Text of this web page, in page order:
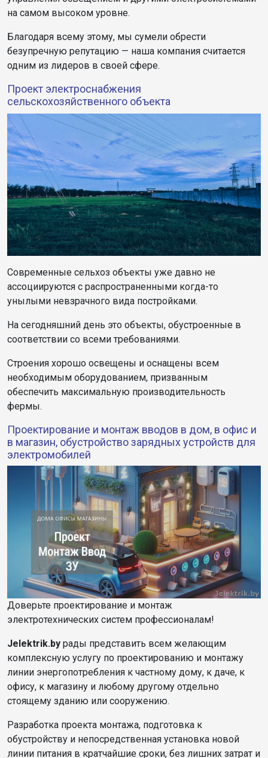
на самом высоком уровне.
Благодаря всему этому, мы сумели обрести
безупречную репутацию — наша компания считается
одним из лидеров в своей сфере.
Проект электроснабжения
сельскохозяйственного объекта
Современные сельхоз объекты уже давно не
ассоциируются с распространенными когда-то
унылыми невзрачного вида постройками.
На сегодняшний день это объекты, обустроенные в
соответствии со всеми требованиями.
Строения хорошо освещены и оснащены всем
необходимым оборудованием, призванным
обеспечить максимальную производительность
фермы.
Проектирование и монтаж вводов в дом, в офис и
в магазин, обустройство зарядных устройств для
электромобилей
Доверьте проектирование и монтаж
электротехнических систем профессионалам!
Jelektrik.by рады представить всем желающим
комплексную услугу по проектированию и монтажу
линии энергопотребления к частному дому, к даче, к
офису, к магазину и любому другому отдельно
стоящему зданию или сооружению.
Разработка проекта монтажа, подготовка к
обустройству и непосредственная установка новой
линии питания в кратчайшие сроки, без лишних затрат и